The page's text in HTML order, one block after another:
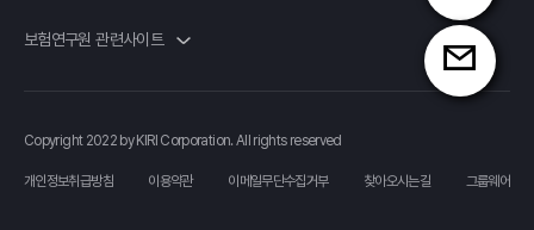
보험연구원 관련사이트
Copyright 2022 by KIRI Corporation. All rights reserved
개인정보취급방침 이용약관 이메일무단수집거부 찾아오시는길 그룹웨어